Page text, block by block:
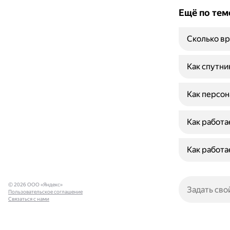
Ещё по
Сколько
Как
Как
Как
Как
© 2026 ООО «Яндекс»
Пользовательское соглашение
Связаться с нами